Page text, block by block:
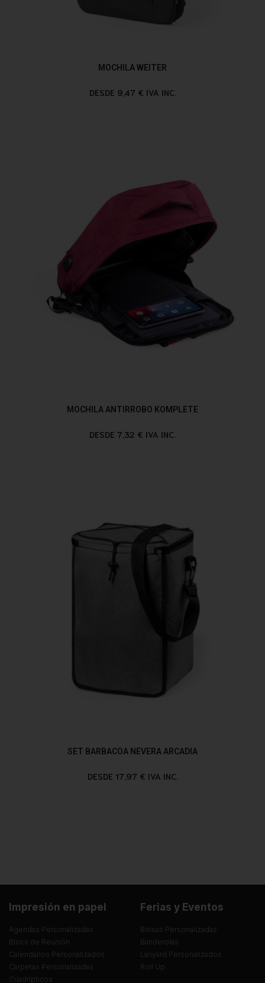
MOCHILA WEITER
DESDE 9,47 € IVA INC.
MOCHILA ANTIRROBO KOMPLETE
DESDE 7,32 € IVA INC.
SET BARBACOA NEVERA ARCADIA
DESDE 17,97 € IVA INC.
Impresión en papel
Agendas Personalizadas
Blocs de Reunión
Calendarios Personalizados
Carpetas Personalizadas
Cuadrípticos
Ferias y Eventos
Bolsas Personalizadas
Banderolas
Lanyard Personalizados
Roll Up